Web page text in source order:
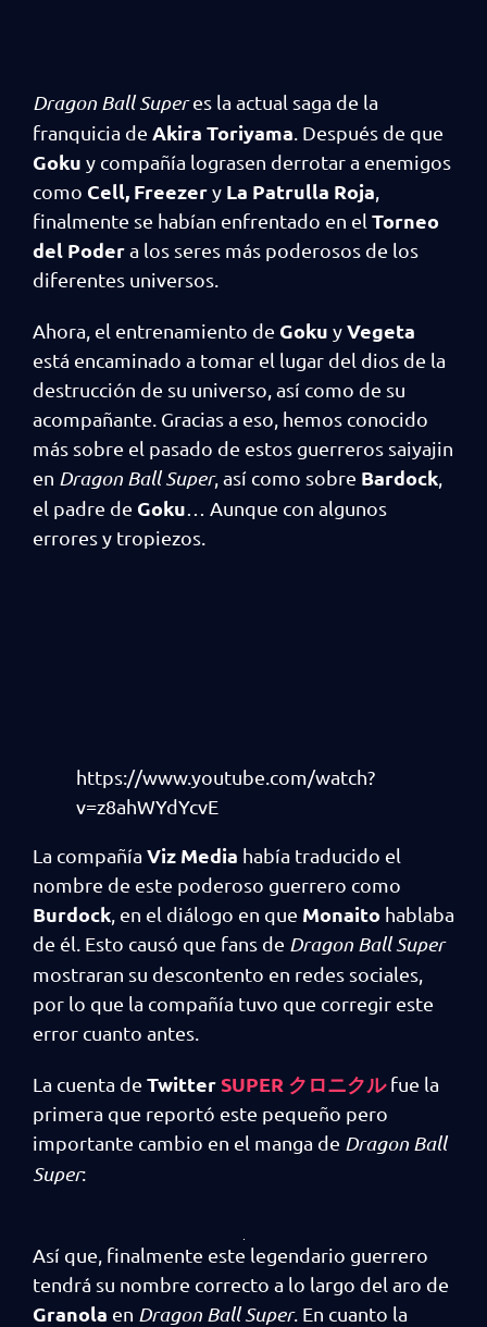
Dragon Ball Superes la actual saga de la
franquicia de Akira Toriyama . Después de que
Goku y compañía lograsen derrotar a enemigos
como Cell, Freezery La Patrulla Roja
finalmente se habían enfrentado en el Torneo
del Podera los seres más poderosos de los
diferentes universos.
Ahora, el entrenamiento de Goku yVegeta
está encaminado a tomar el lugar del dios de la
destrucción de su universo, así como de su
acompañante. Gracias a eso, hemos conocido
más sobre el pasado de estos guerreros saiyajin
en Dragon Ball Super, así como sobre Bardock
el padre de Goku … Aunque con algunos
errores y tropiezos.
https://www.youtube.com/watch?
v=z8ahWYdYcvE
La compañía Viz Media había traducido el
nombre de este poderoso guerrero como
Burdock , en el diálogo en que Monaito hablaba
de él. Esto causó que fans de Dragon Ball Super
mostraran su descontento en redes sociales,
por lo que la compañía tuvo que corregir este
error cuanto antes.
La cuenta de TwitterSUPER クロニクルfue la
primera que reportó este pequeño pero
importante cambio en el manga de Dragon Ball
Super:
Así que, finalmente este legendario guerrero
tendrá su nombre correcto a lo largo del aro de
Granola en Dragon Ball Super. En cuanto la